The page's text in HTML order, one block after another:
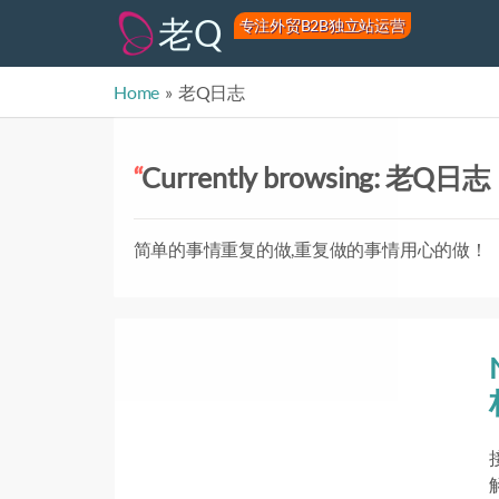
老Q 专注外贸B2B独立站运营
Home » 老Q日志
Currently browsing: 老Q日志
简单的事情重复的做,重复做的事情用心的做！